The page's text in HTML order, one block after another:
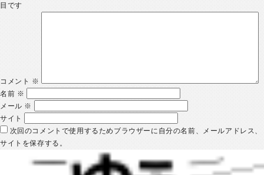
目です
コメント ※
名前 ※
メール ※
サイト
次回のコメントで使用するためブラウザーに自分の名前、メールアドレス、
サイトを保存する。